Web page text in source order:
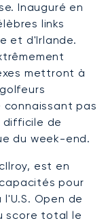
Inauguré en
links
et d'Irlande.
mettront à
connaissant pas
difficile de
du week-end.
est en
pour
Open de
score total le